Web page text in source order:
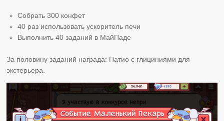
Собрать 300 конфет
40 раз использовать ускоритель печи
Выполнить 40 заданий в МайПаде
За половину заданий награда: Патио с глициниями для
экстерьера.